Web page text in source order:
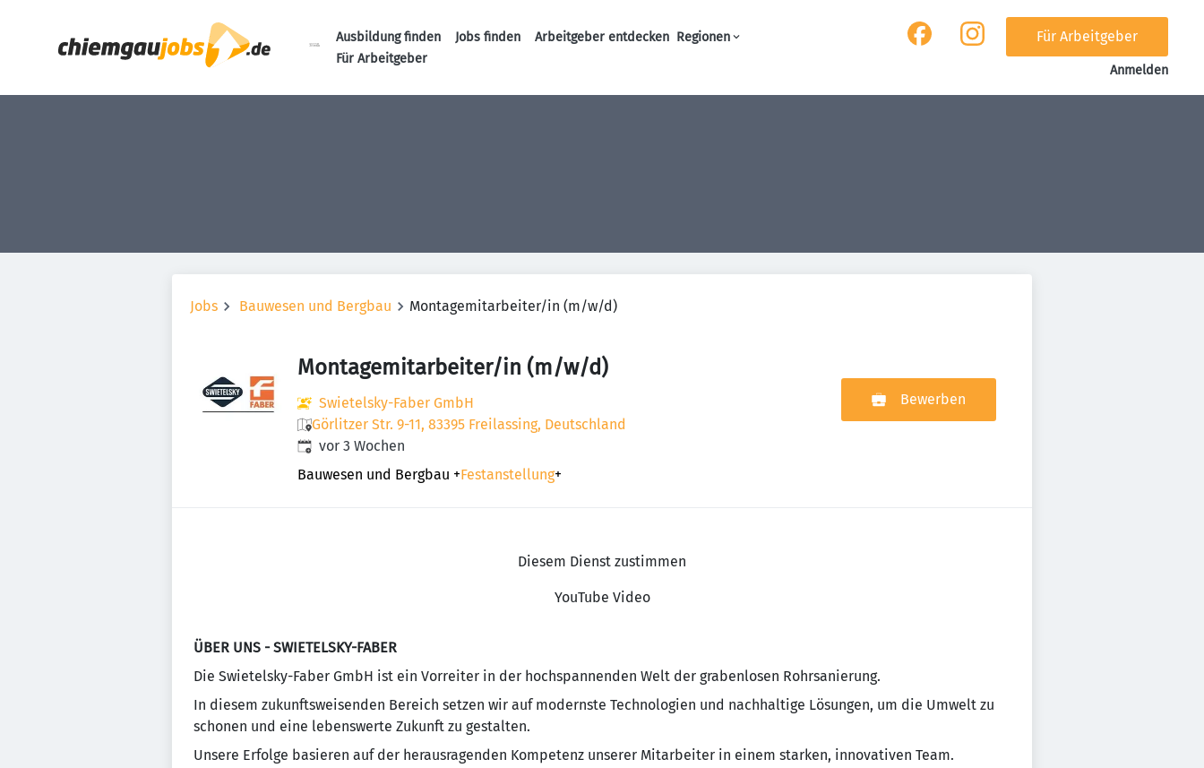
Ausbildung finden Jobs finden Arbeitgeber entdecken Regionen
Für Arbeitgeber
Für Arbeitgeber
Anmelden
Jobs Bauwesen und Bergbau Montagemitarbeiter/in (m/w/d)
Montagemitarbeiter/in (m/w/d)
Swietelsky-Faber GmbH
Görlitzer Str. 9-11, 83395 Freilassing, Deutschland
Veröffentlicht:
vor 3 Wochen
Bauwesen und Bergbau +Festanstellung+
Bewerben
Diesem Dienst zustimmen
YouTube Video
ÜBER UNS - SWIETELSKY-FABER
Die Swietelsky-Faber GmbH ist ein Vorreiter in der hochspannenden Welt der grabenlosen Rohrsanierung.
In diesem zukunftsweisenden Bereich setzen wir auf modernste Technologien und nachhaltige Lösungen, um die Umwelt zu
schonen und eine lebenswerte Zukunft zu gestalten.
Unsere Erfolge basieren auf der herausragenden Kompetenz unserer Mitarbeiter in einem starken, innovativen Team.